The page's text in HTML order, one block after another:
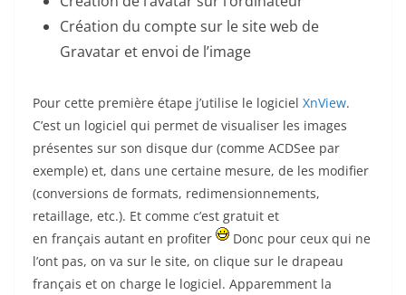
Création du compte sur le site web de
Gravatar et envoi de l’image
Pour cette première étape j’utilise le logiciel XnView.
C’est un logiciel qui permet de visualiser les images
présentes sur son disque dur (comme ACDSee par
exemple) et, dans une certaine mesure, de les modifier
(conversions de formats, redimensionnements,
retaillage, etc.). Et comme c’est gratuit et
en français autant en profiter
Donc pour ceux qui ne
l’ont pas, on va sur le site, on clique sur le drapeau
français et on charge le logiciel. Apparemment la